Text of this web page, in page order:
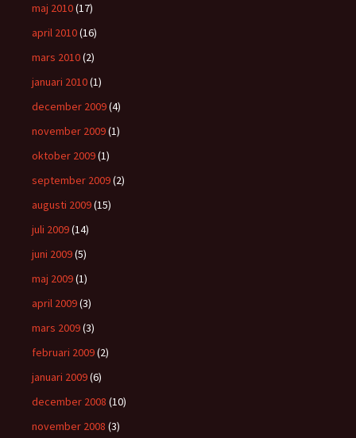
maj 2010(17)
april 2010(16)
mars 2010(2)
januari 2010(1)
december 2009(4)
november 2009(1)
oktober 2009(1)
september 2009(2)
augusti 2009(15)
juli 2009(14)
juni 2009(5)
maj 2009(1)
april 2009(3)
mars 2009(3)
februari 2009(2)
januari 2009(6)
december 2008 (10)
november 2008 (3)